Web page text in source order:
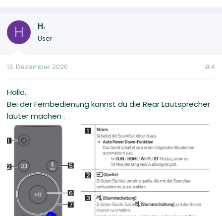
H H.
User
13. Dezember 2020 #4
Hallo.
Bei der Fernbedienung kannst du die Rear Lautsprecher
lauter machen .